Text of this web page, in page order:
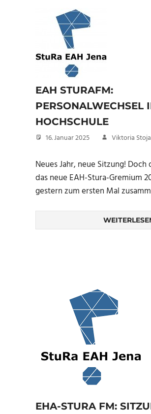
EAH STURAFM:
PERSONALWECHSEL
HOCHSCHULE
16. Januar 2025 Viktoria
Neues Jahr, neue Sitzung!
das neue EAH-Stura-Gremium
gestern zum ersten Mal
EHA-STURA FM: